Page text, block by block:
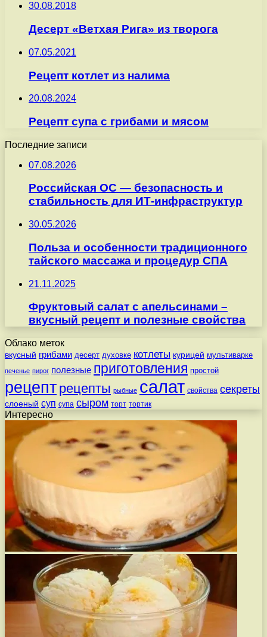
30.08.2018
Десерт «Ветхая Рига» из творога
07.05.2021
Рецепт котлет из налима
20.08.2024
Рецепт супа с грибами и мясом
Последние записи
07.08.2026
Российская ОС — безопасность и
стабильность для ИТ-инфраструктур
30.05.2026
Польза и особенности традиционного
тайского массажа и процедур СПА
21.11.2025
Фруктовый салат с апельсинами –
вкусный рецепт и полезные свойства
Облако меток
вкусный грибами десерт духовке котлеты курицей мультиварке
печенье пирог полезные приготовления простой
рецепт рецепты рыбные салат свойства секреты
слоеный суп супа сыром торт тортик
Интересно